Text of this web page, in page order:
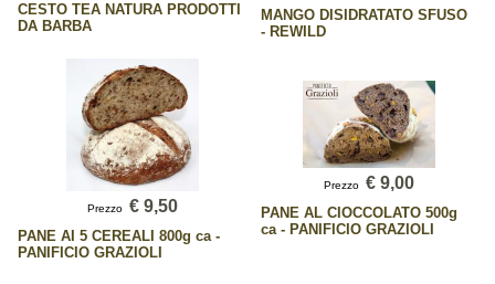
CESTO TEA NATURA PRODOTTI
DA BARBA
MANGO DISIDRATATO SFUSO
- REWILD
Prezzo € 9,50
PANE AI 5 CEREALI 800g ca -
PANIFICIO GRAZIOLI
Prezzo € 9,00
PANE AL CIOCCOLATO 500g
ca - PANIFICIO GRAZIOLI